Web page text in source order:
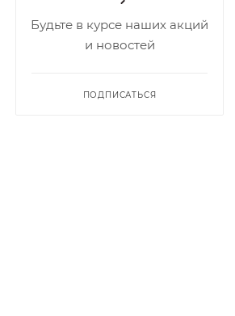
Будьте в курсе наших акций
и новостей
ПОДПИСАТЬСЯ